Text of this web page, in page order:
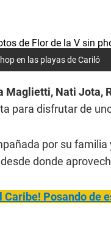
en las playas de Cariló
Maglietti, Nati Jota,
para disfrutar de
por su
donde
Caribe! Posando de